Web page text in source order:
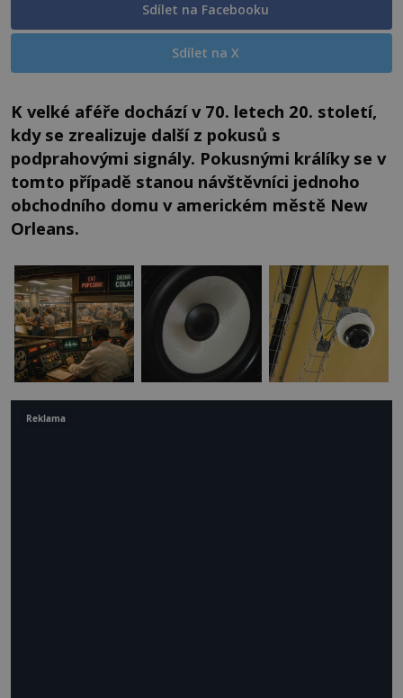
Sdílet na Facebooku
Sdílet na X
K velké aféře dochází v 70. letech 20. století,
kdy se zrealizuje další z pokusů s
podprahovými signály. Pokusnými králíky se v
tomto případě stanou návštěvníci jednoho
obchodního domu v americkém městě New
Orleans.
Reklama